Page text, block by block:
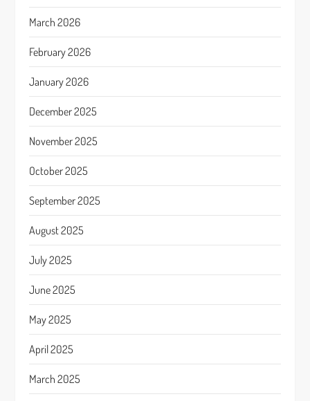
March 2026
February 2026
January 2026
December 2025
November 2025
October 2025
September 2025
August 2025
July 2025
June 2025
May 2025
April 2025
March 2025